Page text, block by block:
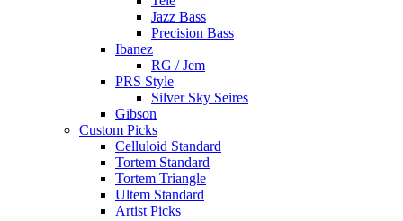
Jazz Bass
Precision Bass
Ibanez
RG / Jem
PRS Style
Silver Sky Seires
Gibson
Custom Picks
Celluloid Standard
Tortem Standard
Tortem Triangle
Ultem Standard
Artist Picks